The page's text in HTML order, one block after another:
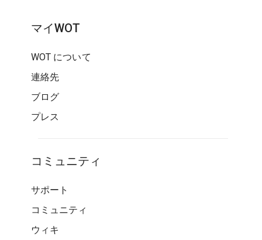
マイWOT
WOT について
連絡先
ブログ
プレス
コミュニティ
サポート
コミュニティ
ウィキ